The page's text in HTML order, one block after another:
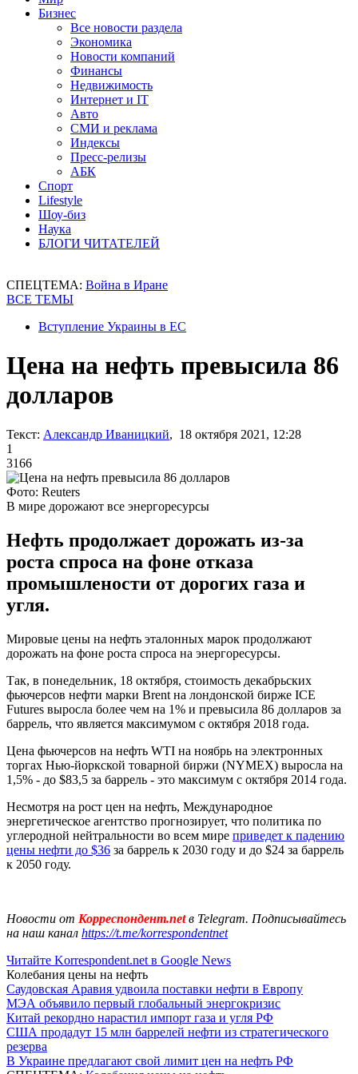
Бизнес
Все новости раздела
Экономика
Новости компаний
Финансы
Недвижимость
Интернет и IT
Авто
СМИ и реклама
Индексы
Пресс-релизы
АБК
Спорт
Lifestyle
Шоу-биз
Наука
БЛОГИ ЧИТАТЕЛЕЙ
СПЕЦТЕМА: Война в Иране
ВСЕ ТЕМЫ
Вступление Украины в ЕС
Цена на нефть превысила 86
долларов
Текст: Александр Иваницкий, 18 октября 2021, 12:28
1
3166
Фото: Reuters
В мире дорожают все энергоресурсы
Нефть продолжает дорожать из-за
роста спроса на фоне отказа
промышлености от дорогих газа и
угля.
Мировые цены на нефть эталонных марок продолжают
дорожать на фоне роста спроса на энергоресурсы.
Так, в понедельник, 18 октября, стоимость декабрьских
фьючерсов нефти марки Brent на лондонской бирже ICE
Futures выросла более чем на 1% и превысила 86 долларов за
баррель, что является максимумом с октября 2018 года.
Цена фьючерсов на нефть WTI на ноябрь на электронных
торгах Нью-йоркской товарной биржи (NYMEX) выросла на
1,5% - до $83,5 за баррель - это максимум с октября 2014 года.
Несмотря на рост цен на нефть, Международное
энергетическое агентство прогнозирует, что политика по
углеродной нейтральности во всем мире приведет к падению
цены нефти до $36 за баррель к 2030 году и до $24 за баррель
к 2050 году.
Новости от Корреспондент.netв Telegram. Подписывайтесь
на наш канал https://t.me/korrespondentnet
Читайте Korrespondent.net в Google News
Колебания цены на нефть
Саудовская Аравия удвоила поставки нефти в Европу
МЭА объявило первый глобальный энергокризис
Китай рекордно нарастил импорт газа и угля РФ
США продадут 15 млн баррелей нефти из стратегического
резерва
В Украине предлагают свой лимит цен на нефть РФ